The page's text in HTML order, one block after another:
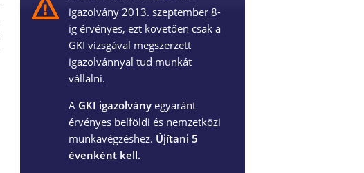
igazolvány 2013. szeptember 8-
ig érvényes, ezt követően csak a
GKI vizsgával megszerzett
igazolvánnyal tud munkát
vállalni.
A GKI igazolvány egyaránt
érvényes belföldi és nemzetközi
munkavégzéshez. Újítani 5
évenként kell.